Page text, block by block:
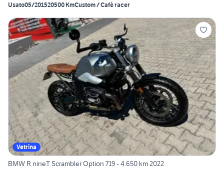
Usato05/201520500 KmCustom / Café racer
Vetrina
BMW R nineT Scrambler Option 719 - 4.650 km 2022